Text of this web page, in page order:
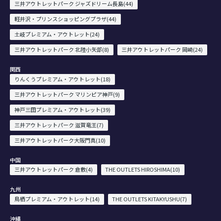
三井アウトレットパーク ジャズドリーム長島(44)
軽井沢・プリンスショッピングプラザ(44)
土岐プレミアム・アウトレット(24)
三井アウトレットパーク 北陸小矢部(8)
三井アウトレットパーク 岡崎(24)
関西
りんくうプレミアム・アウトレット(18)
三井アウトレットパーク マリンピア神戸(9)
神戸三田プレミアム・アウトレット(39)
三井アウトレットパーク 滋賀竜王(7)
三井アウトレットパーク大阪門真(10)
中国
三井アウトレットパーク 倉敷(4)
THE OUTLETS HIROSHIMA(10)
九州
鳥栖プレミアム・アウトレット(14)
THE OUTLETS KITAKYUSHU(7)
沖縄